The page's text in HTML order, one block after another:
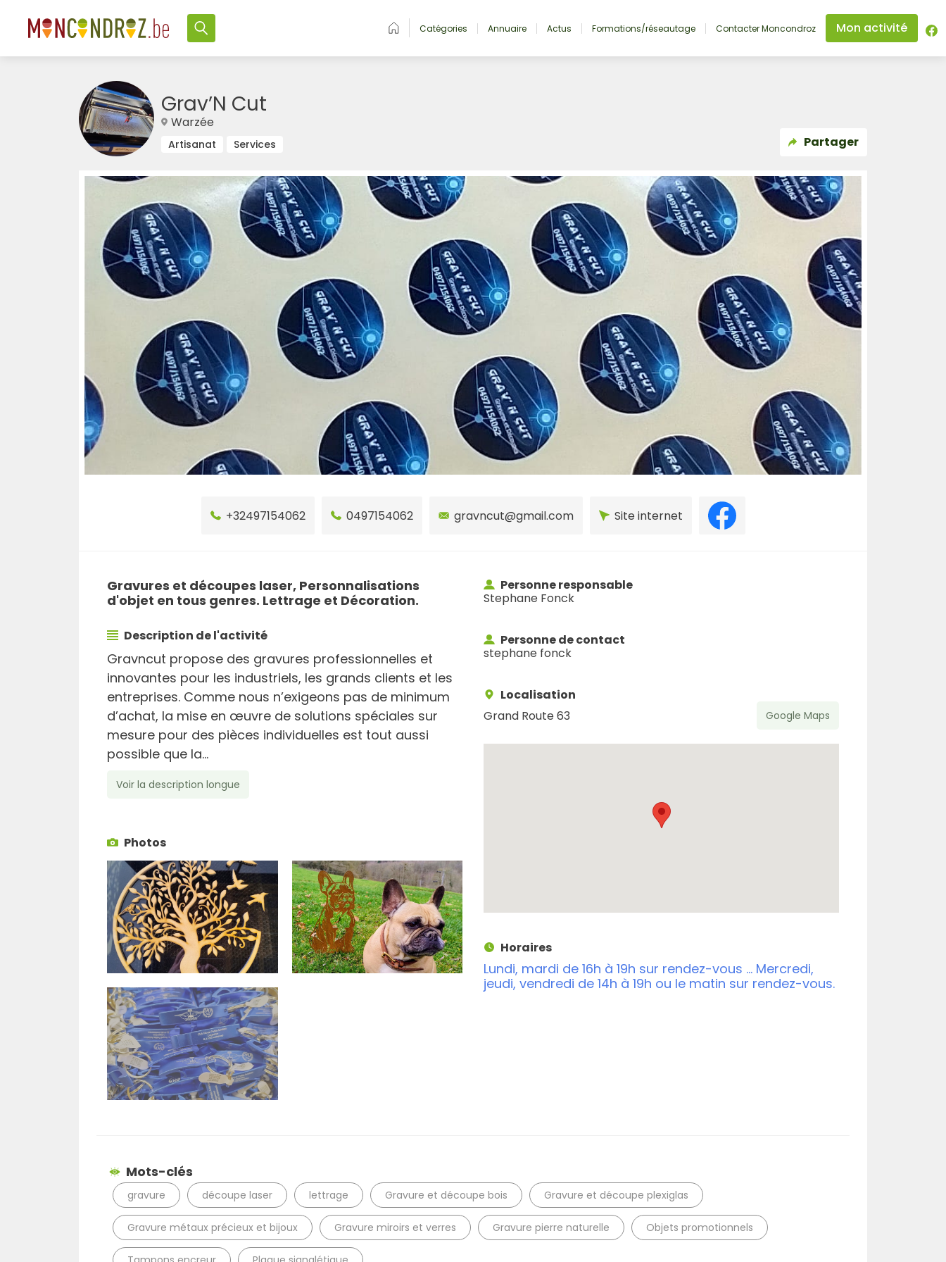
Catégories Annuaire Actus Formations/réseautage Contacter Moncondroz Mon activité
Grav’N Cut
Warzée
Artisanat Services Partager
+32497154062 0497154062 gravncut@gmail.com Site internet
Gravures et découpes laser, Personnalisations
d'objet en tous genres. Lettrage et Décoration.
Description de l'activité
Gravncut propose des gravures professionnelles et
innovantes pour les industriels, les grands clients et les
entreprises. Comme nous n’exigeons pas de minimum
d’achat, la mise en œuvre de solutions spéciales sur
mesure pour des pièces individuelles est tout aussi
possible que la...
Voir la description longue
Photos
Personne responsable
Stephane Fonck
Personne de contact
stephane fonck
Localisation
Grand Route 63
Google Maps
Horaires
Lundi, mardi de 16h à 19h sur rendez-vous ... Mercredi,
jeudi, vendredi de 14h à 19h ou le matin sur rendez-vous.
Mots-clés
gravure découpe laser lettrage Gravure et découpe bois Gravure et découpe plexiglas
Gravure métaux précieux et bijoux Gravure miroirs et verres Gravure pierre naturelle Objets promotionnels